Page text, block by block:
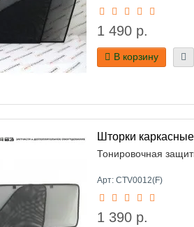
1 490 р.
В корзину
Шторки
Тонировочная
Арт: CTV0012(F)
1 390 р.